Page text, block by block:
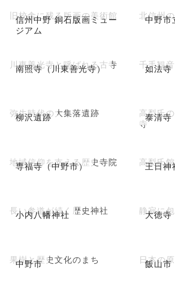
信州中野 銅石版画ミュー
ジアム
旧校舎に残る版画の美術館 中野市
北信州
南照寺（川東善光寺）
川東善光寺と呼ばれる古寺 如法寺
千手観
柳沢遺跡
弥生時代の大集落遺跡 泰清寺
高梨氏
寺
専福寺（中野市）
地域信仰を支える歴史寺院 王日神
高梨氏
小内八幡神社
長い参道が続く歴史神社 大徳寺
静寂に
中野市
果樹と歴史文化のまち 飯山市
日本の